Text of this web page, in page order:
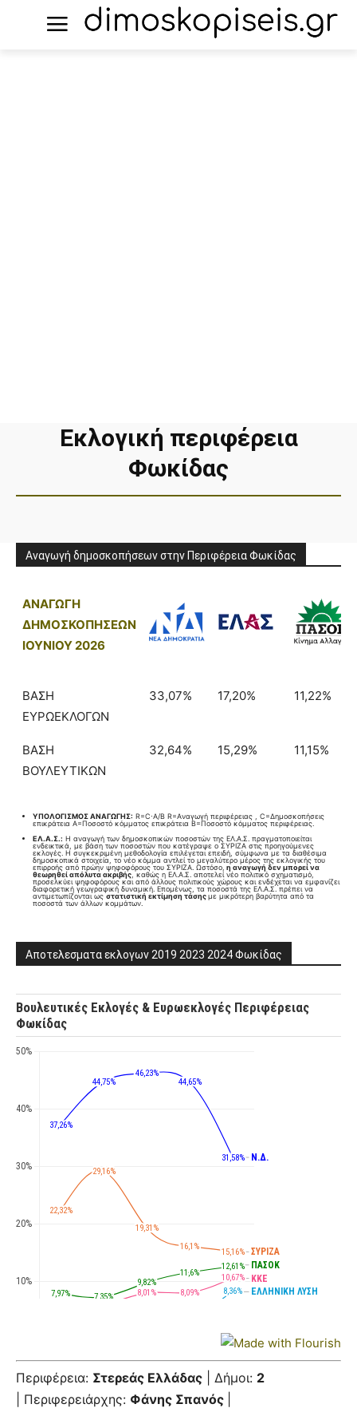
Εκλογική περιφέρεια
Φωκίδας
Αναγωγή δημοσκοπήσεων στην Περιφέρεια Φωκίδας
ΑΝΑΓΩΓΗ
ΔΗΜΟΣΚΟΠΗΣΕΩΝ
ΙΟΥΝΙΟΥ 2026
ΒΑΣΗ
ΕΥΡΩΕΚΛΟΓΩΝ
33,07% 17,20% 11,22%
ΒΑΣΗ
ΒΟΥΛΕΥΤΙΚΩΝ
32,64% 15,29% 11,15%
ΥΠΟΛΟΓΙΣΜΟΣ ΑΝΑΓΩΓΗΣ: R=C⋅A/B​ R=Aναγωγή περιφέρειας , C=Δημοσκοπήσεις
επικράτεια A=Ποσοστό κόμματος επικράτεια B=Ποσοστό κόμματος περιφέρειας.
ΕΛ.Α.Σ.: Η αναγωγή των δημοσκοπικών ποσοστών της ΕΛ.Α.Σ. πραγματοποιείται
ενδεικτικά, με βάση των ποσοστών που κατέγραψε ο ΣΥΡΙΖΑ στις προηγούμενες
εκλογές. Η συγκεκριμένη μεθοδολογία επιλέγεται επειδή, σύμφωνα με τα διαθέσιμα
δημοσκοπικά στοιχεία, το νέο κόμμα αντλεί το μεγαλύτερο μέρος της εκλογικής του
επιρροής από πρώην ψηφοφόρους του ΣΥΡΙΖΑ. Ωστόσο, η αναγωγή δεν μπορεί να
θεωρηθεί απόλυτα ακριβής , καθώς η ΕΛ.Α.Σ. αποτελεί νέο πολιτικό σχηματισμό,
προσελκύει ψηφοφόρους και από άλλους πολιτικούς χώρους και ενδέχεται να εμφανίζει
διαφορετική γεωγραφική δυναμική. Επομένως, τα ποσοστά της ΕΛ.Α.Σ. πρέπει να
αντιμετωπίζονται ωςστατιστική εκτίμηση τάσηςμε μικρότερη βαρύτητα από τα
ποσοστά των άλλων κομμάτων.
Αποτελεσματα εκλογων 2019 2023 2024 Φωκίδας
Περιφέρεια: Στερεάς Ελλάδας | Δήμοι: 2
| Περιφερειάρχης: Φάνης Σπανός